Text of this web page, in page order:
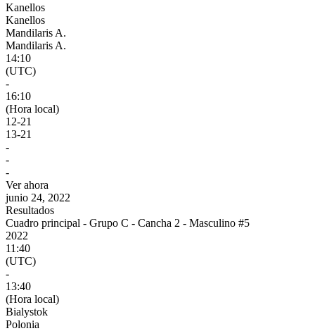
Kanellos
Kanellos
Mandilaris A.
Mandilaris A.
14:10
(UTC)
-
16:10
(Hora local)
12-21
13-21
-
-
-
Ver ahora
junio 24, 2022
Resultados
Cuadro principal - Grupo C - Cancha 2 - Masculino #5
2022
11:40
(UTC)
-
13:40
(Hora local)
Bialystok
Polonia